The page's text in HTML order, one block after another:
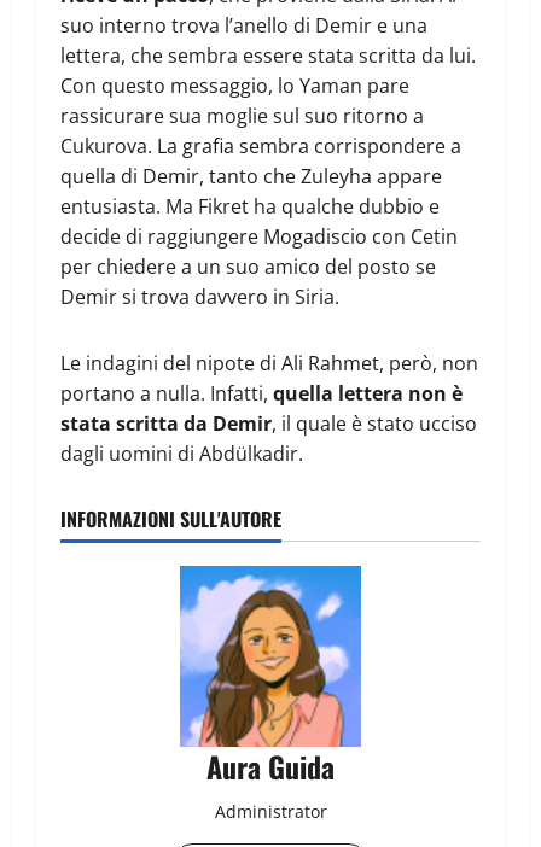
suo interno trova l’anello di Demir e una
lettera, che sembra essere stata scritta da lui.
Con questo messaggio, lo Yaman pare
rassicurare sua moglie sul suo ritorno a
Cukurova. La grafia sembra corrispondere a
quella di Demir, tanto che Zuleyha appare
entusiasta. Ma Fikret ha qualche dubbio e
decide di raggiungere Mogadiscio con Cetin
per chiedere a un suo amico del posto se
Demir si trova davvero in Siria.
Le indagini del nipote di Ali Rahmet, però, non
portano a nulla. Infatti, quella lettera non è
stata scritta da Demir, il quale è stato ucciso
dagli uomini di Abdülkadir.
INFORMAZIONI SULL'AUTORE
Aura Guida
Administrator